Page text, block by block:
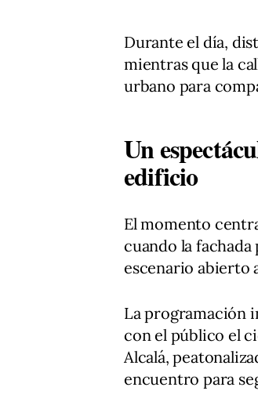
Durante el día,
mientras que la
urbano para
Un
edificio
El momento
cuando la
escenario abierto
La programación
con el público el
Alcalá,
encuentro para